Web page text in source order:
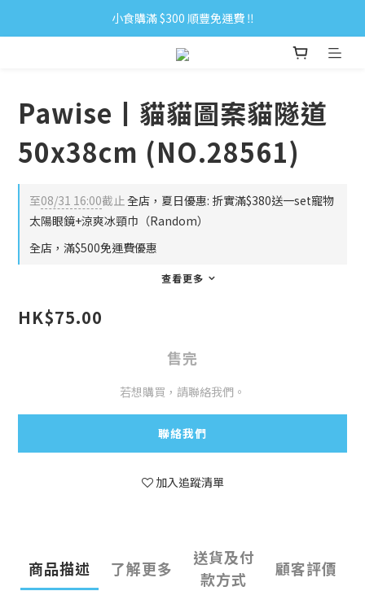
小食購滿 $300 順豐免運費 ‼
小食購滿 $300 順豐免運費 ‼
全單購滿 $500 免運費 ♥︎ 會員積分回贈 $1＝1Pt.
Pawise丨貓貓圖案貓隧道
50x38cm (NO.28561)
至08/31 16:00截止全店，夏日優惠: 折實滿$380送一set寵物
太陽眼鏡+涼爽冰頸巾（Random）
全店，滿$500免運費優惠
查看更多
HK$75.00
售完
若想購買，請聯絡我們。
聯絡我們
加入追蹤清單
商品描述 了解更多
送貨及付
款方式
顧客評價